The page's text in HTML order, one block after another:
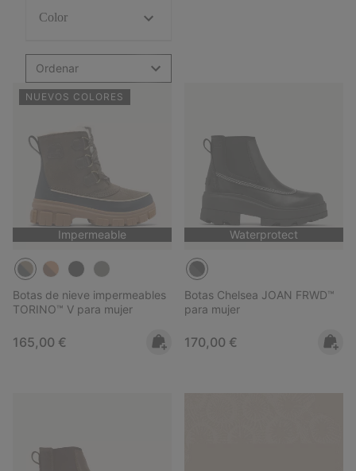
Color
Ordenar
NUEVOS COLORES
Impermeable
Botas de nieve impermeables
TORINO™ V para mujer
Regular price:
165,00 €
Waterprotect
Botas Chelsea JOAN FRWD™
para mujer
Regular price:
170,00 €